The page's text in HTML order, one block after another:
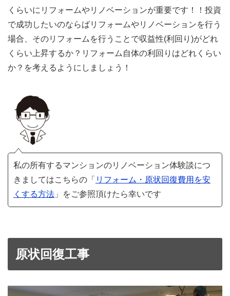
くらいにリフォームやリノベーションが重要です！！投資
で成功したいのならばリフォームやリノベーションを行う
場合、そのリフォームを行うことで収益性(利回り)がどれ
くらい上昇するか？リフォーム自体の利回りはどれくらい
か？を考えるようにしましょう！
私の所有するマンションのリノベーション体験談につ
きましてはこちらの「 リフォーム・原状回復費用を安
くする方法 」をご参照頂けたら幸いです
原状回復工事